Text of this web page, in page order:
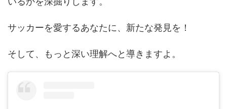
サッカーを愛するあなたに、新たな発見を！
そして、もっと深い理解へと導きますよ。